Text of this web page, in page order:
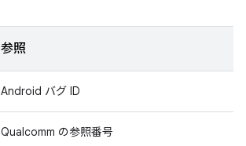
参照
Android バグ ID
Qualcomm の参照番号